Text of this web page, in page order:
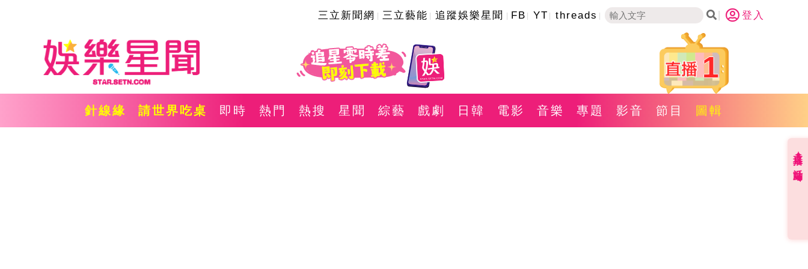
三立新聞網 三立藝能 追蹤娛樂星聞 FB YT threads 登入
1
針線緣 請世界吃桌 即時 熱門 熱搜 星聞 綜藝 戲劇 日韓 電影 音樂 專題 影音 節目 圖輯
直播✦活動